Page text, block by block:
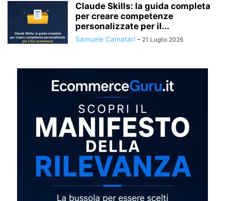
Claude Skills: la guida completa
per creare competenze
personalizzate per il...
Samuele Camatari - 21 Luglio 2026